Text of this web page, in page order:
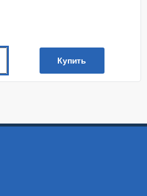
Купить